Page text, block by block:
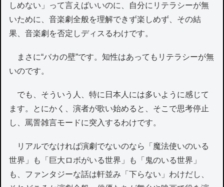
しめない」って言えばいいのに、自分にリテラシーが無
いために、音楽劇全般を理解できず楽しめず、その結
果、音楽劇を否定しディスるわけです。
まさに“バカの壁”です。知性はあってもリテラシーが無
いのです。
でも、そういう人、特に日本人には多いように感じて
ます。とにかく、演者が歌い始めると、そこで思考停止
し、罵詈雑言モードに突入するわけです。
リアルでなければ演劇でないのなら「魔法使いのいる
世界」も「巨大ロボがいる世界」も「鬼のいる世界」
も、ファンタジーな話は軒並み「下らない」わけだし、